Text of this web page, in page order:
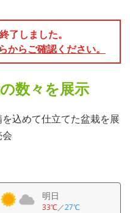
了しました。
からご確認ください。
数々を展示
込めて仕立てた盆栽を展
明日
33℃／27℃